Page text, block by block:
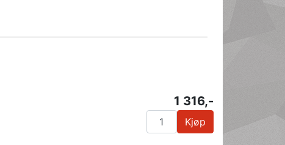
1 316,-
Kjøp